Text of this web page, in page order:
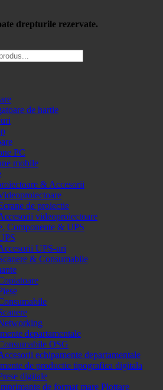
drepturile rezervate.
de hartie
PC
mobile
& Accesorii
de proiectie
videoproiectoare
Componente & UPS
UPS-uri
& Consumabile
departamentale
OSG
echipamente departamentale
de productie tipografica digitala
digitale
de format mare Plottare